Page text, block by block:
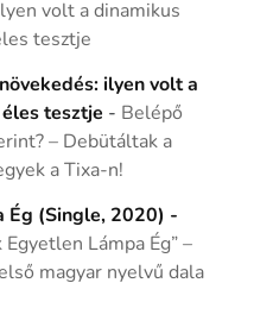
volt a dinamikus
tesztje
ilyen volt a
tesztje - Belépő
– Debütáltak a
a Tixa-n!
Ég (Single, 2020) -
Egyetlen Lámpa Ég” –
magyar nyelvű dala